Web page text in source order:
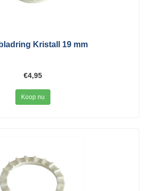
Kristall 19 mm
€4,95
Koop nu